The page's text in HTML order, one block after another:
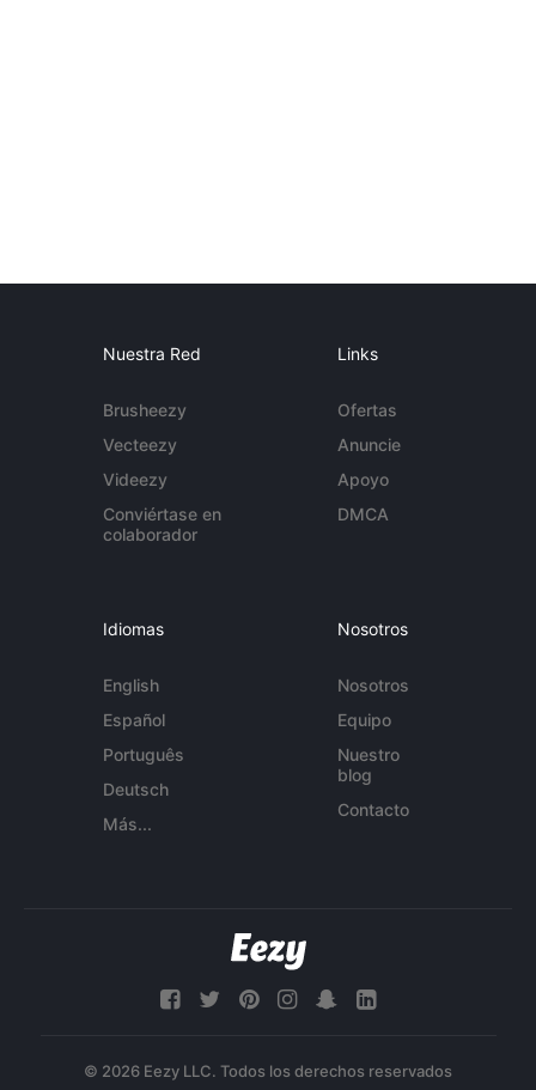
Nuestra Red
Brusheezy
Vecteezy
Videezy
Conviértase en
colaborador
Links
Ofertas
Anuncie
Apoyo
DMCA
Idiomas
English
Español
Português
Deutsch
Más...
Nosotros
Nosotros
Equipo
Nuestro
blog
Contacto
© 2026 Eezy LLC. Todos los derechos reservados